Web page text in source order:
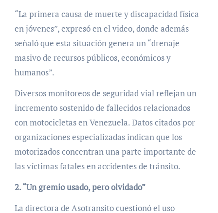
“La primera causa de muerte y discapacidad física
en jóvenes”, expresó en el video, donde además
señaló que esta situación genera un “drenaje
masivo de recursos públicos, económicos y
humanos”.
Diversos monitoreos de seguridad vial reflejan un
incremento sostenido de fallecidos relacionados
con motocicletas en Venezuela. Datos citados por
organizaciones especializadas indican que los
motorizados concentran una parte importante de
las víctimas fatales en accidentes de tránsito.
2. “Un gremio usado, pero olvidado”
La directora de Asotransito cuestionó el uso